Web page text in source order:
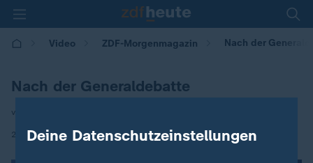
Video ZDF-Morgenmagazin Nach der
Nach der Generaldebatte
von Nathalie Wollmann
27.11.2025 | 05:30
Deine Datenschutzeinstellungen